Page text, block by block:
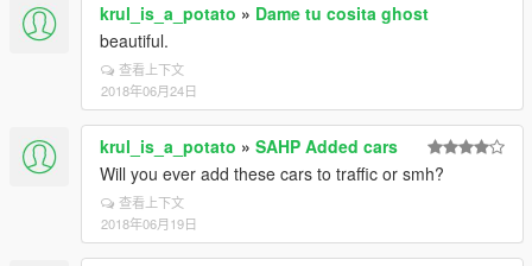
krul_is_a_potato » Dame tu cosita ghost
beautiful.
查看上下文
2018年06月24日
krul_is_a_potato » SAHP Added cars
Will you ever add these cars to traffic or smh?
查看上下文
2018年06月19日